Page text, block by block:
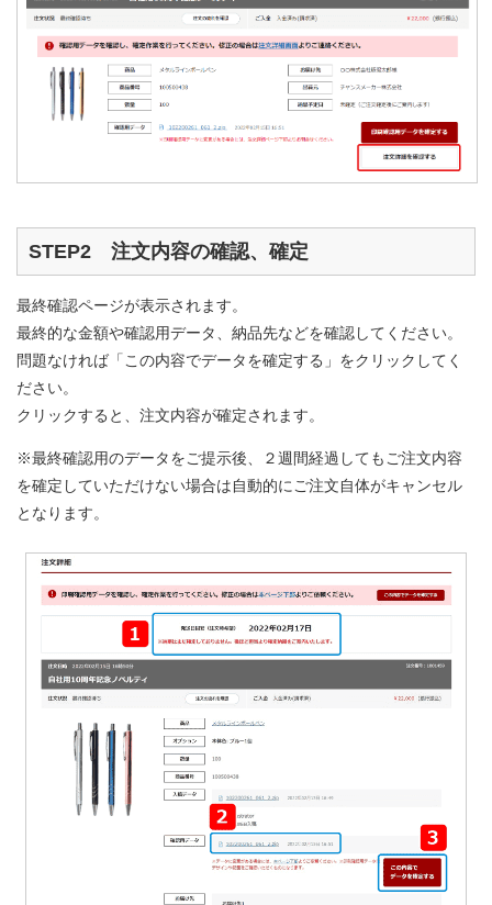
STEP2 注文内容の確認、確定
最終確認ページが表示されます。
最終的な金額や確認用データ、納品先などを確認してください。
問題なければ「この内容でデータを確定する」をクリックしてく
ださい。
クリックすると、注文内容が確定されます。
※最終確認用のデータをご提示後、２週間経過してもご注文内容
を確定していただけない場合は自動的にご注文自体がキャンセル
となります。